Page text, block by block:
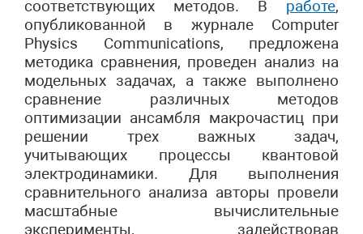
соответствующих методов. В работе,
опубликованной в журнале Computer
Physics Communications, предложена
методика сравнения, проведен анализ на
модельных задачах, а также выполнено
сравнение различных методов
оптимизации ансамбля макрочастиц при
решении трех важных задач,
учитывающих процессы квантовой
электродинамики. Для выполнения
сравнительного анализа авторы провели
масштабные вычислительные
эксперименты, задействовав